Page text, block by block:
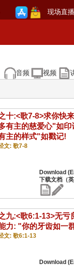
现场直播
音频 视频
十:<歌7-8>求你快
有主的慈爱心"如
主的样式"如戳记!
文: 歌7-8
九:<歌6:1-13>无亏
力: "你的牙齿如一
文: 歌6:1-13